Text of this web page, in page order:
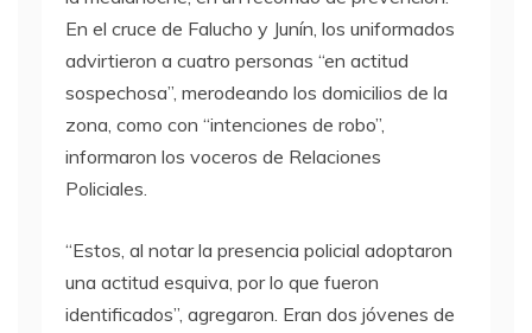
En el cruce de Falucho y Junín, los uniformados
advirtieron a cuatro personas “en actitud
sospechosa”, merodeando los domicilios de la
zona, como con “intenciones de robo”,
informaron los voceros de Relaciones
Policiales.
“Estos, al notar la presencia policial adoptaron
una actitud esquiva, por lo que fueron
identificados”, agregaron. Eran dos jóvenes de